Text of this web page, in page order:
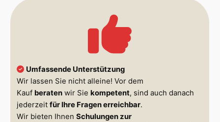
Umfassende Unterstützung
Wir lassen Sie nicht alleine! Vor dem
Kauf beraten wir Siekompetent, sind auch danach
jederzeitfür Ihre Fragen erreichbar.
Wir bieten IhnenSchulungen zur